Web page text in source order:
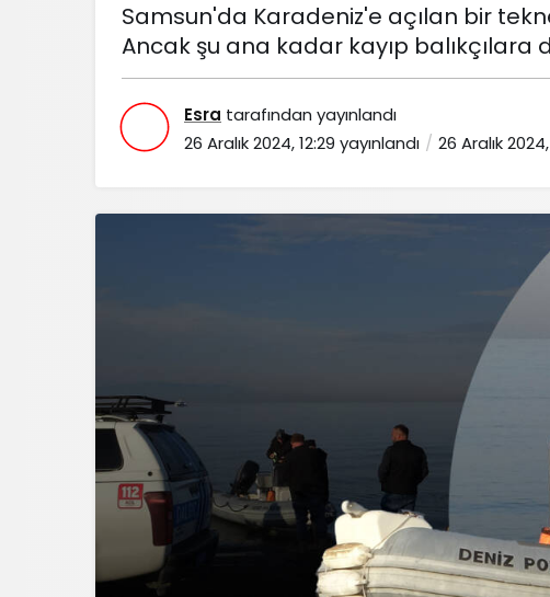
Samsun'da Karadeniz'e açılan bir
Ancak şu ana kadar kayıp balıkçılara
Esra tarafından yayınlandı
26 Aralık 2024, 12:29 yayınlandı 26 Aralık